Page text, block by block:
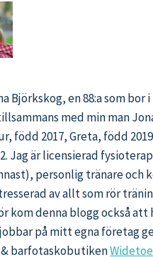
Björkskog, en 88:a som bor
med min man
född 2017, Greta, född
Jag är licensierad
personlig tränare och
av allt som rör
kom denna blogg också att
på mitt egna företag
barfotaskobutiken